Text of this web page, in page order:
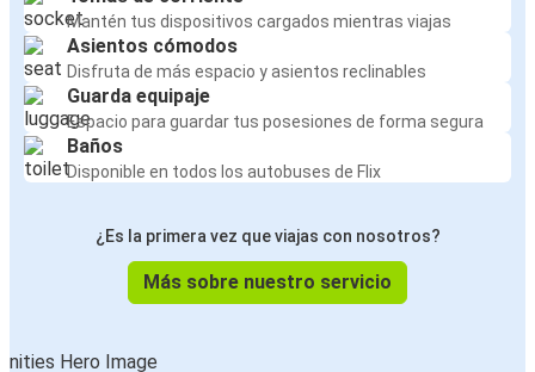
Mantén tus dispositivos cargados mientras viajas
Asientos cómodos
Disfruta de más espacio y asientos reclinables
Guarda equipaje
Espacio para guardar tus posesiones de forma segura
Baños
Disponible en todos los autobuses de Flix
¿Es la primera vez que viajas con nosotros?
Más sobre nuestro servicio